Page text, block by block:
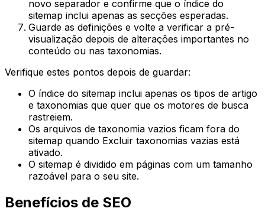
novo separador e confirme que o índice do
sitemap inclui apenas as secções esperadas.
Guarde as definições e volte a verificar a pré-
visualização depois de alterações importantes no
conteúdo ou nas taxonomias.
Verifique estes pontos depois de guardar:
O índice do sitemap inclui apenas os tipos de artigo
e taxonomias que quer que os motores de busca
rastreiem.
Os arquivos de taxonomia vazios ficam fora do
sitemap quando Excluir taxonomias vazias está
ativado.
O sitemap é dividido em páginas com um tamanho
razoável para o seu site.
Benefícios de SEO